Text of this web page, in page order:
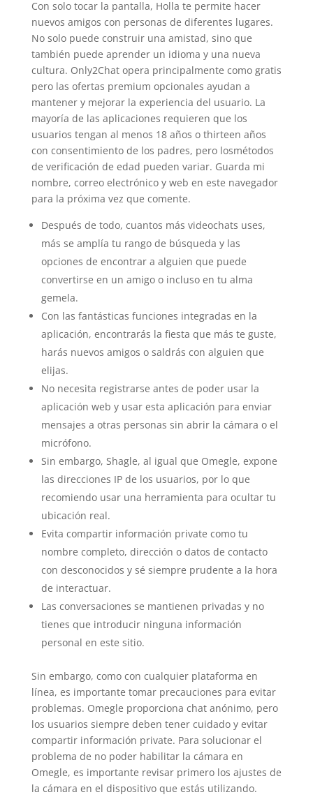
Con solo tocar la pantalla, Holla te permite hacer
nuevos amigos con personas de diferentes lugares.
No solo puede construir una amistad, sino que
también puede aprender un idioma y una nueva
cultura. Only2Chat opera principalmente como gratis
pero las ofertas premium opcionales ayudan a
mantener y mejorar la experiencia del usuario. La
mayoría de las aplicaciones requieren que los
usuarios tengan al menos 18 años o thirteen años
con consentimiento de los padres, pero losmétodos
de verificación de edad pueden variar. Guarda mi
nombre, correo electrónico y web en este navegador
para la próxima vez que comente.
Después de todo, cuantos más videochats uses,
más se amplía tu rango de búsqueda y las
opciones de encontrar a alguien que puede
convertirse en un amigo o incluso en tu alma
gemela.
Con las fantásticas funciones integradas en la
aplicación, encontrarás la fiesta que más te guste,
harás nuevos amigos o saldrás con alguien que
elijas.
No necesita registrarse antes de poder usar la
aplicación web y usar esta aplicación para enviar
mensajes a otras personas sin abrir la cámara o el
micrófono.
Sin embargo, Shagle, al igual que Omegle, expone
las direcciones IP de los usuarios, por lo que
recomiendo usar una herramienta para ocultar tu
ubicación real.
Evita compartir información private como tu
nombre completo, dirección o datos de contacto
con desconocidos y sé siempre prudente a la hora
de interactuar.
Las conversaciones se mantienen privadas y no
tienes que introducir ninguna información
personal en este sitio.
Sin embargo, como con cualquier plataforma en
línea, es importante tomar precauciones para evitar
problemas. Omegle proporciona chat anónimo, pero
los usuarios siempre deben tener cuidado y evitar
compartir información private. Para solucionar el
problema de no poder habilitar la cámara en
Omegle, es importante revisar primero los ajustes de
la cámara en el dispositivo que estás utilizando.